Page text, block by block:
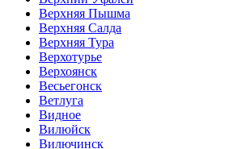
Верхняя Пышма
Верхняя Салда
Верхняя Тура
Верхотурье
Верхоянск
Весьегонск
Ветлуга
Видное
Вилюйск
Вилючинск